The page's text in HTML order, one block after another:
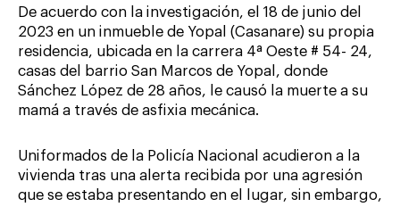
De acuerdo con la investigación, el 18 de junio del
2023 en un inmueble de Yopal (Casanare) su propia
residencia, ubicada en la carrera 4ª Oeste # 54- 24,
casas del barrio San Marcos de Yopal, donde
Sánchez López de 28 años, le causó la muerte a su
mamá a través de asfixia mecánica.
Uniformados de la Policía Nacional acudieron a la
vivienda tras una alerta recibida por una agresión
que se estaba presentando en el lugar, sin embargo,